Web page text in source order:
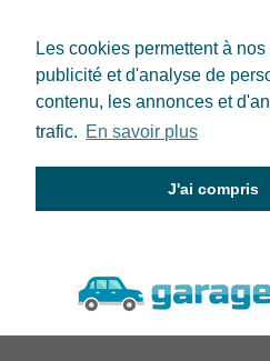
Les cookies permettent à
publicité et d'analyse de
contenu, les annonces et
trafic. En savoir plus
J'ai compris